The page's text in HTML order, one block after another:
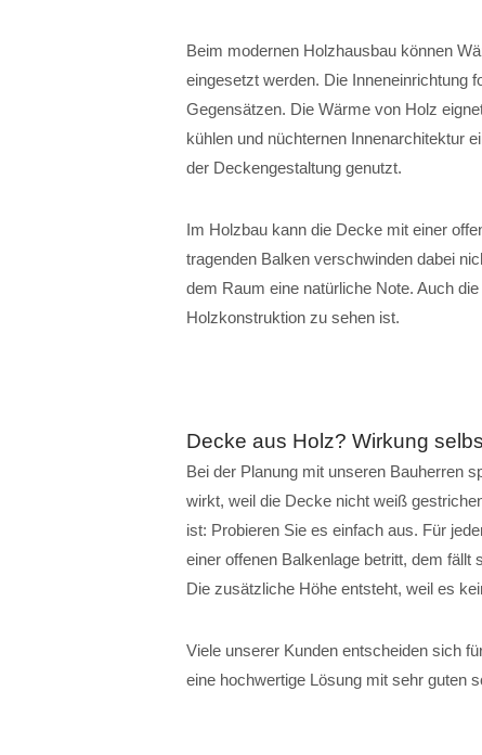
Beim modernen Holzhausbau können
eingesetzt werden. Die Inneneinrichtung
Gegensätzen. Die Wärme von Holz
kühlen und nüchternen Innenarchitektur
der Deckengestaltung genutzt.
Im Holzbau kann die Decke mit einer
tragenden Balken verschwinden dabei
dem Raum eine natürliche Note. Auch
Holzkonstruktion zu sehen ist.
Decke aus Holz? Wirkung
Bei der Planung mit unseren Bauherren
wirkt, weil die Decke nicht weiß
ist: Probieren Sie es einfach aus. Für
einer offenen Balkenlage betritt, dem
Die zusätzliche Höhe entsteht, weil es
Viele unserer Kunden entscheiden sich
eine hochwertige Lösung mit sehr guten